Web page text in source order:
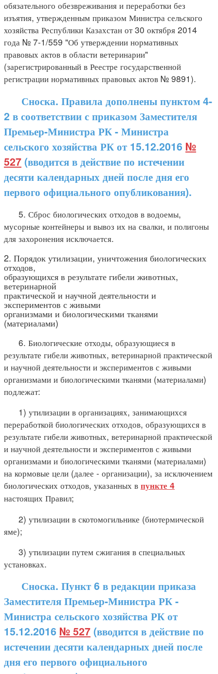
обязательного обезвреживания и переработки без
изъятия, утвержденным приказом Министра сельского
хозяйства Республики Казахстан от 30 октября 2014
года № 7-1/559 "Об утверждении нормативных
правовых актов в области ветеринарии"
(зарегистрированный в Реестре государственной
регистрации нормативных правовых актов № 9891).
Сноска. Правила дополнены пунктом 4-
2 в соответствии с приказом Заместителя
Премьер-Министра РК - Министра
сельского хозяйства РК от 15.12.2016 №
527 (вводится в действие по истечении
десяти календарных дней после дня его
первого официального опубликования).
5. Сброс биологических отходов в водоемы,
мусорные контейнеры и вывоз их на свалки, и полигоны
для захоронения исключается.
2. Порядок утилизации, уничтожения биологических
отходов,
образующихся в результате гибели животных,
ветеринарной
практической и научной деятельности и
экспериментов с живыми
организмами и биологическими тканями
(материалами)
6. Биологические отходы, образующиеся в
результате гибели животных, ветеринарной практической
и научной деятельности и экспериментов с живыми
организмами и биологическими тканями (материалами)
подлежат:
1) утилизации в организациях, занимающихся
переработкой биологических отходов, образующихся в
результате гибели животных, ветеринарной практической
и научной деятельности и экспериментов с живыми
организмами и биологическими тканями (материалами)
на кормовые цели (далее - организации), за исключением
биологических отходов, указанных в пункте 4
настоящих Правил;
2) утилизации в скотомогильнике (биотермической
яме);
3) утилизации путем сжигания в специальных
установках.
Сноска. Пункт 6 в редакции приказа
Заместителя Премьер-Министра РК -
Министра сельского хозяйства РК от
15.12.2016 № 527 (вводится в действие по
истечении десяти календарных дней после
дня его первого официального